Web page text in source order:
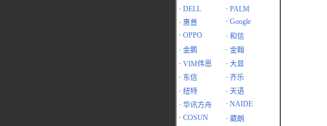
· DELL · PALM
· 惠普 · Google
· OPPO · 和信
· 金鹏 · 金翰
· VIM伟恩 · 大显
· 东信 · 齐乐
· 纽特 · 天语
· 华讯方舟 · NAIDE
· COSUN · 葳朗